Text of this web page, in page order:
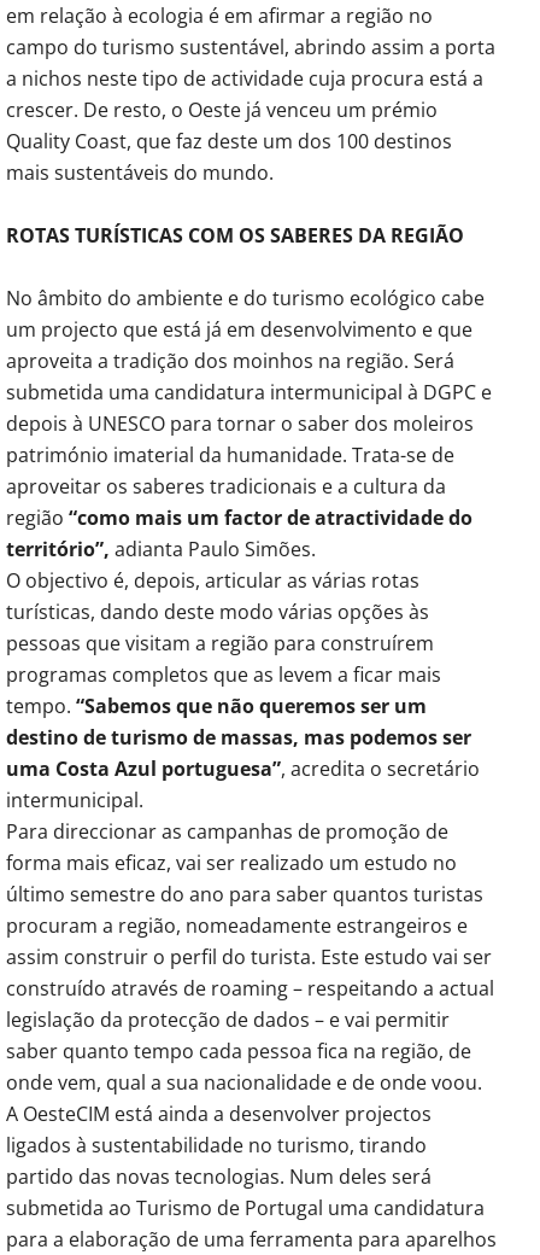
em relação à ecologia é em afirmar a região no
campo do turismo sustentável, abrindo assim a porta
a nichos neste tipo de actividade cuja procura está a
crescer. De resto, o Oeste já venceu um prémio
Quality Coast, que faz deste um dos 100 destinos
mais sustentáveis do mundo.
ROTAS TURÍSTICAS COM OS SABERES DA REGIÃO
No âmbito do ambiente e do turismo ecológico cabe
um projecto que está já em desenvolvimento e que
aproveita a tradição dos moinhos na região. Será
submetida uma candidatura intermunicipal à DGPC e
depois à UNESCO para tornar o saber dos moleiros
património imaterial da humanidade. Trata-se de
aproveitar os saberes tradicionais e a cultura da
região “como mais um factor de atractividade do
território”, adianta Paulo Simões.
O objectivo é, depois, articular as várias rotas
turísticas, dando deste modo várias opções às
pessoas que visitam a região para construírem
programas completos que as levem a ficar mais
tempo. “Sabemos que não queremos ser um
destino de turismo de massas, mas podemos ser
uma Costa Azul portuguesa”, acredita o secretário
intermunicipal.
Para direccionar as campanhas de promoção de
forma mais eficaz, vai ser realizado um estudo no
último semestre do ano para saber quantos turistas
procuram a região, nomeadamente estrangeiros e
assim construir o perfil do turista. Este estudo vai ser
construído através de roaming – respeitando a actual
legislação da protecção de dados – e vai permitir
saber quanto tempo cada pessoa fica na região, de
onde vem, qual a sua nacionalidade e de onde voou.
A OesteCIM está ainda a desenvolver projectos
ligados à sustentabilidade no turismo, tirando
partido das novas tecnologias. Num deles será
submetida ao Turismo de Portugal uma candidatura
para a elaboração de uma ferramenta para aparelhos